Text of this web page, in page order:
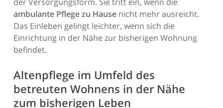
ambulante Pflege zu Hausenicht mehr ausreicht.
Das Einleben gelingt leichter, wenn sich die
Einrichtung in der Nähe zur bisherigen Wohnung
befindet.
Altenpflege im Umfeld des
betreuten Wohnens in der Nähe
zum bisherigen Leben